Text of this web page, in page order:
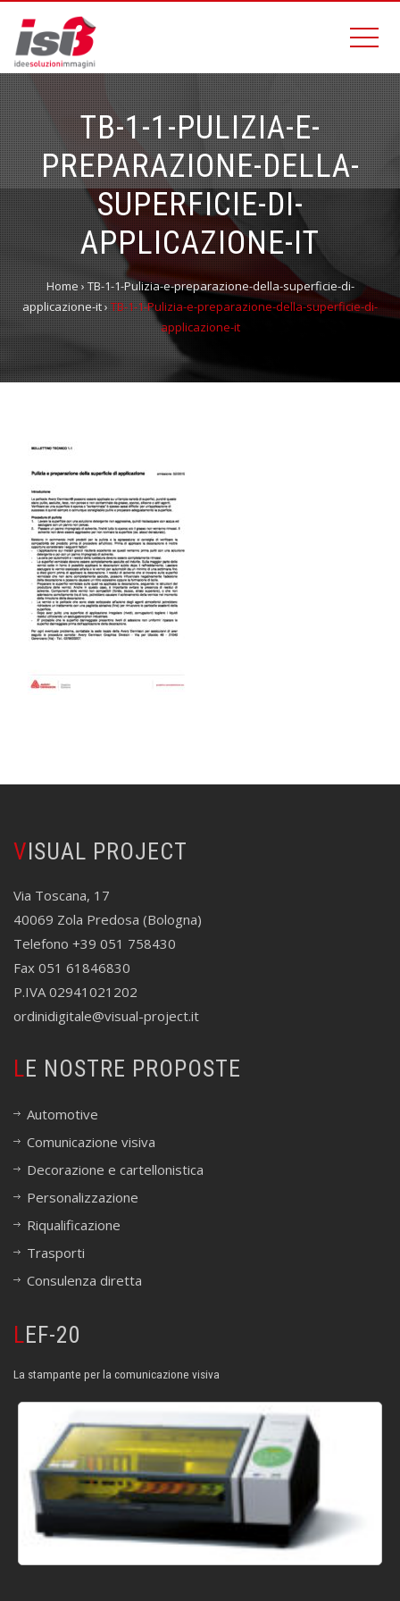
TB-1-1-PULIZIA-E-
PREPARAZIONE-DELLA-
SUPERFICIE-DI-
APPLICAZIONE-IT
Home›TB-1-1-Pulizia-e-preparazione-della-superficie-di-
applicazione-it›TB-1-1-Pulizia-e-preparazione-della-superficie-di-
applicazione-it
VISUAL PROJECT
Via Toscana, 17
40069 Zola Predosa (Bologna)
Telefono +39 051 758430
Fax 051 61846830
P.IVA 02941021202
ordinidigitale@visual-project.it
LE NOSTRE PROPOSTE
Automotive
Comunicazione visiva
Decorazione e cartellonistica
Personalizzazione
Riqualificazione
Trasporti
Consulenza diretta
LEF-20
La stampante per la comunicazione visiva